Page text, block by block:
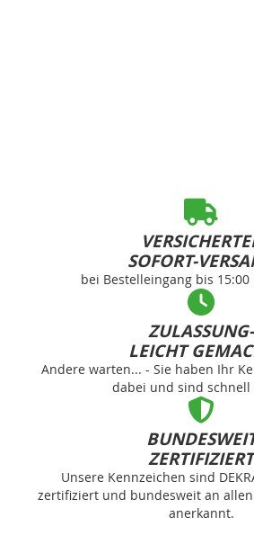
SOFORT-
bei Bestelleingang bis 15:00
ZULASSUNG-
LEICHT
Andere warten... - Sie haben Ihr
dabei und sind schnell
ZERTIFIZIERT
Unsere Kennzeichen sind
zertifiziert und bundesweit an
anerkannt.